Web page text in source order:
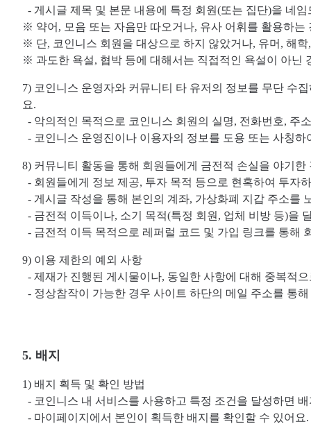
- 게시글 제목 및 본문 내용에 특정 회원(또는 집단)을 네
※ 약어, 모음 또는 자음만 따오거나, 유사 어휘를 활용하는
※ 단, 코인니스 회원을 대상으로 하지 않았거나, 유머, 해
※ 과도한 욕설, 협박 등에 대해서는 직접적인 욕설이 아닌
7) 코인니스 운영자와 커뮤니티 타 유저의 정보를 무단 수
요.
- 악의적인 목적으로 코인니스 회원의 실명, 전화번호, 주
- 코인니스 운영진이나 이용자의 정보를 도용 또는 사칭
8) 커뮤니티 활동을 통해 회원들에게 금전적 손실을 야기
- 회원들에게 정보 제공, 투자 목적 등으로 현혹하여 투자
- 게시글 작성을 통해 본인의 계좌, 가상화폐 지갑 주소를
- 금전적 이득이나, 소기 목적(특정 회원, 업체 비방 등)을
- 금전적 이득 목적으로 레퍼럴 코드 및 가입 링크를 통해
9) 이용 제한의 예외 사항
- 제재가 진행된 게시물이나, 동일한 사항에 대해 중복적
- 정상참작이 가능한 경우 사이트 하단의 메일 주소를 통
5. 배지
1) 배지 획득 및 확인 방법
- 코인니스 내 서비스를 사용하고 특정 조건을 달성하면
- 마이페이지에서 본인이 획득한 배지를 확인할 수 있어요.